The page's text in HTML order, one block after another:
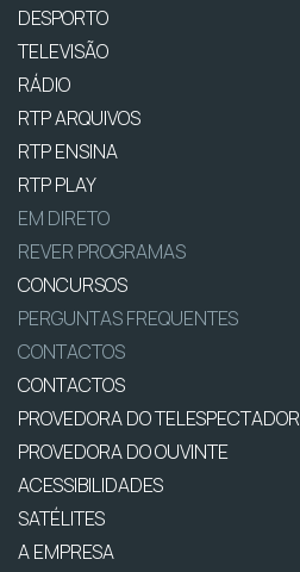
DESPORTO
TELEVISÃO
RÁDIO
RTP ARQUIVOS
RTP ENSINA
RTP PLAY
EM DIRETO
REVER PROGRAMAS
CONCURSOS
PERGUNTAS FREQUENTES
CONTACTOS
CONTACTOS
PROVEDORA DO TELESPECTADOR
PROVEDORA DO OUVINTE
ACESSIBILIDADES
SATÉLITES
A EMPRESA